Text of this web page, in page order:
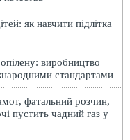
як навчити підлітка
виробництво
стандартами
фатальний розчин,
пустить чадний газ у